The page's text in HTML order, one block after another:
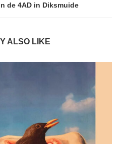
de 4AD in Diksmuide
ALSO LIKE